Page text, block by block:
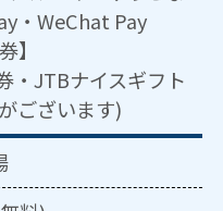
・WeChat Pay
】
・JTBナイスギフト
ございます)